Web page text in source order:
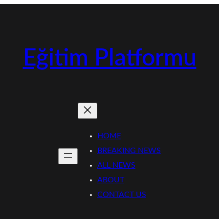
Eğitim Platformu
HOME
BREAKING NEWS
ALL NEWS
ABOUT
CONTACT US